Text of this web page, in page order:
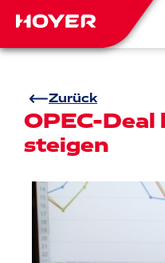
Zurück
OPEC-Deal
steigen